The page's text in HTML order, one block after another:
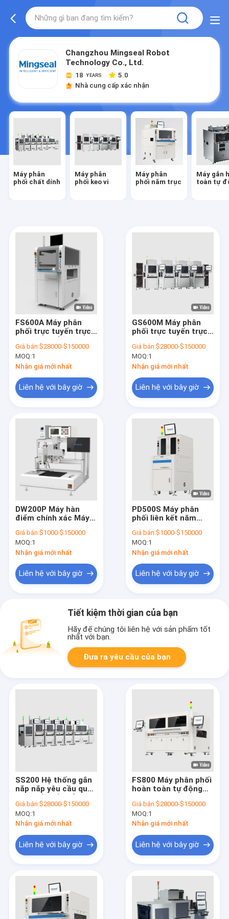
Changzhou Mingseal Robot
Technology Co., Ltd.
18 YEARS
5.0
Nhà cung cấp xác nhận
Máy phân
phối chất dính
Máy phân
phối keo vi
Máy phân
phối năm trục
Máy gắn
toàn tự
FS600A Máy phân
phối trực tuyến trực
hai van Laser
Altimetry hệ thống
cân
Giá bán:$28000-$150000
MOQ:1
Nhận giá mới nhất
Liên hệ với bây giờ
GS600M Máy phân
phối trực tuyến trực
Microphone MEMS
Barometer Ultra-
precision Dispensing
Giá bán:$28000-$150000
MOQ:1
Nhận giá mới nhất
Liên hệ với bây giờ
DW200P Máy hàn
điểm chính xác Máy
động cơ rung phẳng
FPC Sản phẩm dẫn
đầu động cơ cuộn
Giá bán:$1000-$150000
MOQ:1
Nhận giá mới nhất
Liên hệ với bây giờ
PD500S Máy phân
phối liên kết năm
Sản phẩm Nhẫn
thông minh TP Bên
cạnh Kẹp tay thông
Giá bán:$1000-$150000
MOQ:1
Nhận giá mới nhất
Liên hệ với bây giờ
Tiết kiệm thời gian của bạn
Hãy để chúng tôi liên hệ với sản phẩm tốt
nhất với bạn.
Đưa ra yêu cầu của bạn
SS200 Hệ thống gắn
nắp nắp yêu cầu quy
FCBGA/FCCSP. Hỗ
trợ mạch tích hợp
OEM
Giá bán:$28000-$150000
MOQ:1
Nhận giá mới nhất
Liên hệ với bây giờ
FS800 Máy phân phối
hoàn toàn tự động
năng lượng mới hỗ
trợ Max. 2100mm dài
tấm mang
Giá bán:$28000-$150000
MOQ:1
Nhận giá mới nhất
Liên hệ với bây giờ